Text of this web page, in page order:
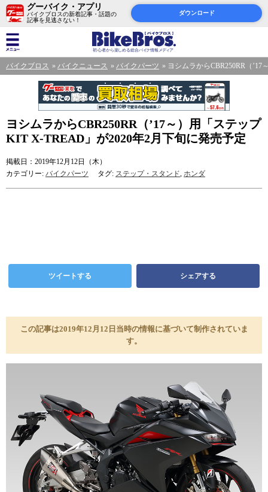
グーバイク・アプリ
バイクブロスの新着記事・話題の
記事を見逃さない！
ダウンロード
バイクブロス バイクニュース バイクパーツ ヨシムラからCBR250RR（
ヨシムラからCBR250RR（’17～）用「ステップ
KIT X-TREAD」が2020年2月下旬に発売予定
掲載日：2019年12月12日（木）
カテゴリー: バイクパーツ タグ: ステップ・スタンド, ホンダ
ツイートする シェアする
この記事は2019年12月12日当時の情報に基づいて制作されていま
す。